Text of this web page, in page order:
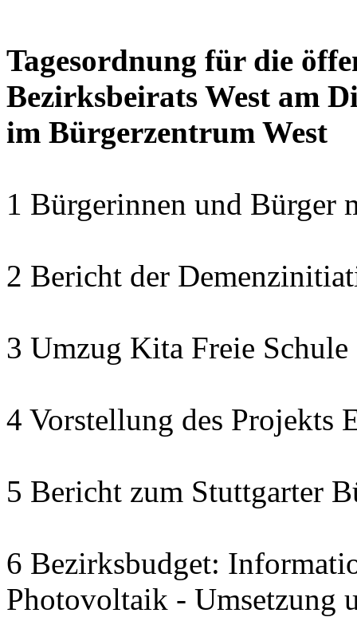
Tagesordnung für die
Bezirksbeirats West am
im Bürgerzentrum West
1 Bürgerinnen und Bürger
2 Bericht der
3 Umzug Kita Freie Schule
4 Vorstellung des Projekts
5 Bericht zum Stuttgarter
6 Bezirksbudget:
Photovoltaik - Umsetzung